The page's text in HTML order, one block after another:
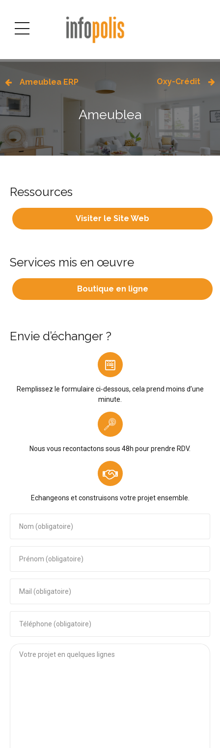
Ameublea ERP Oxy-Crédit
Ameublea
Ressources
Visiter le Site Web
Services mis en œuvre
Boutique en ligne
Envie d’échanger ?
Remplissez le formulaire ci-dessous, cela prend moins d’une
minute.
Nous vous recontactons sous 48h pour prendre RDV.
Echangeons et construisons votre projet ensemble.